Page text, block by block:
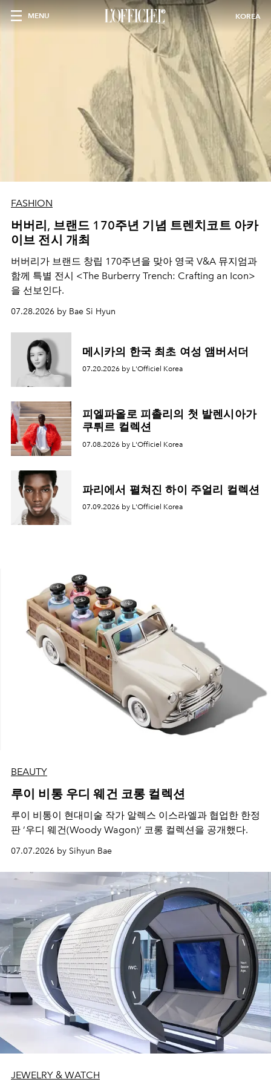
MENU KOREA
FASHION
버버리, 브랜드 170주년 기념 트렌치코트 아카
이브 전시 개최
버버리가 브랜드 창립 170주년을 맞아 영국 V&A 뮤지엄과
함께 특별 전시 <The Burberry Trench: Crafting an Icon>
을 선보인다.
07.28.2026 by Bae Si Hyun
메시카의 한국 최초 여성 앰버서더
07.20.2026 by L'Officiel Korea
피엘파올로 피촐리의 첫 발렌시아가
쿠튀르 컬렉션
07.08.2026 by L'Officiel Korea
파리에서 펼쳐진 하이 주얼리 컬렉션
07.09.2026 by L'Officiel Korea
BEAUTY
루이 비통 우디 웨건 코롱 컬렉션
루이 비통이 현대미술 작가 알렉스 이스라엘과 협업한 한정
판 ’우디 웨건(Woody Wagon)‘ 코롱 컬렉션을 공개했다.
07.07.2026 by Sihyun Bae
JEWELRY & WATCH